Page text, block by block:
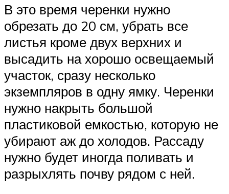
В это время черенки нужно
обрезать до 20 см, убрать все
листья кроме двух верхних и
высадить на хорошо освещаемый
участок, сразу несколько
экземпляров в одну ямку. Черенки
нужно накрыть большой
пластиковой емкостью, которую не
убирают аж до холодов. Рассаду
нужно будет иногда поливать и
разрыхлять почву рядом с ней.